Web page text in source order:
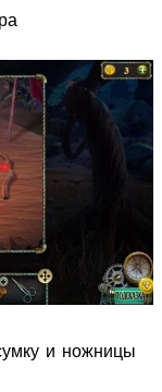
и ножницы